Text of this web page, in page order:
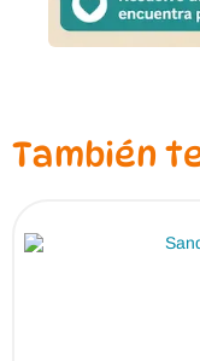
También